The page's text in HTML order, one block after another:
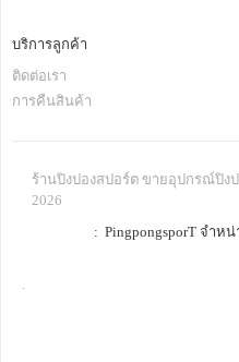
บริการลูกค้า
ติดต่อเรา
การคืนสินค้า
ร้านปิงปองสปอร์ต ขายอุปกรณ์ปิง
2026
: PingpongsporT จำห
.